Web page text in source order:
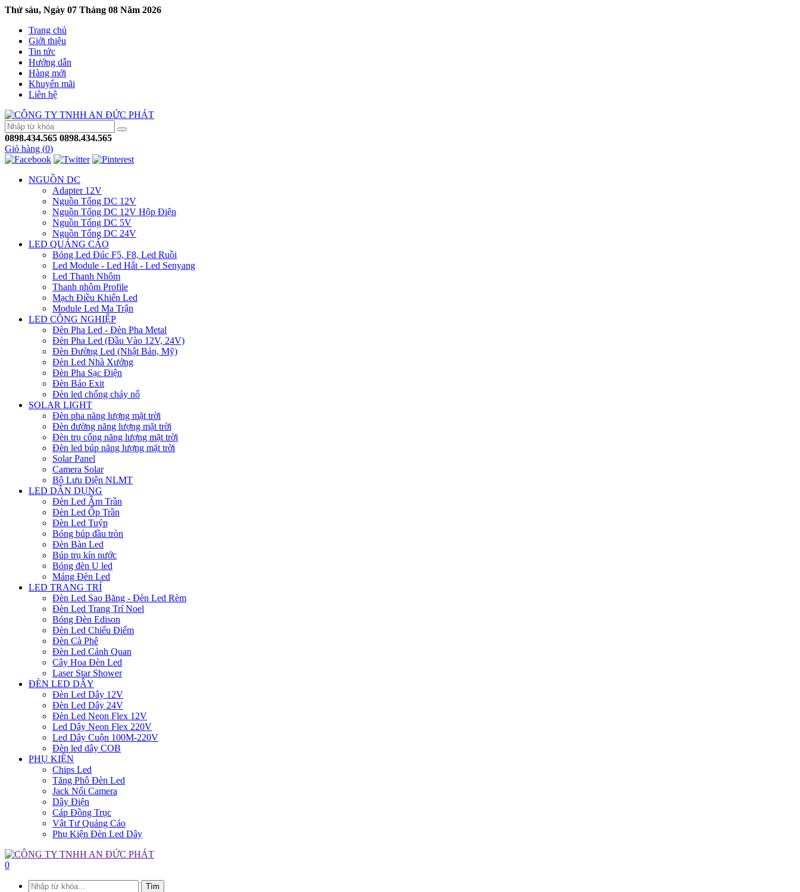
Thứ sáu, Ngày 07 Tháng 08 Năm 2026
Trang chủ
Giới thiệu
Tin tức
Hướng dẫn
Hàng mới
Khuyến mãi
Liên hệ
0898.434.565 0898.434.565
Giỏ hàng (0)
NGUỒN DC
Adapter 12V
Nguồn Tổng DC 12V
Nguồn Tổng DC 12V Hộp Điện
Nguồn Tổng DC 5V
Nguồn Tổng DC 24V
LED QUẢNG CÁO
Bóng Led Đúc F5, F8, Led Ruồi
Led Module - Led Hắt - Led Senyang
Led Thanh Nhôm
Thanh nhôm Profile
Mạch Điều Khiển Led
Module Led Ma Trận
LED CÔNG NGHIỆP
Đèn Pha Led - Đèn Pha Metal
Đèn Pha Led (Đầu Vào 12V, 24V)
Đèn Đường Led (Nhật Bản, Mỹ)
Đèn Led Nhà Xưởng
Đèn Pha Sạc Điện
Đèn Báo Exit
Đèn led chống cháy nổ
SOLAR LIGHT
Đèn pha năng lượng mặt trời
Đèn đường năng lượng mặt trời
Đèn trụ cổng năng lượng mặt trời
Đèn led búp năng lượng mặt trời
Solar Panel
Camera Solar
Bộ Lưu Điện NLMT
LED DÂN DỤNG
Đèn Led Âm Trần
Đèn Led Ốp Trần
Đèn Led Tuýp
Bóng búp đầu tròn
Đèn Bàn Led
Búp trụ kín nước
Bóng đèn U led
Máng Đèn Led
LED TRANG TRÍ
Đèn Led Sao Băng - Đèn Led Rèm
Đèn Led Trang Trí Noel
Bóng Đèn Edison
Đèn Led Chiếu Điểm
Đèn Cà Phê
Đèn Led Cảnh Quan
Cây Hoa Đèn Led
Laser Star Shower
ĐÈN LED DÂY
Đèn Led Dây 12V
Đèn Led Dây 24V
Đèn Led Neon Flex 12V
Led Dây Neon Flex 220V
Led Dây Cuộn 100M-220V
Đèn led dây COB
PHỤ KIỆN
Chips Led
Tăng Phô Đèn Led
Jack Nối Camera
Dây Điện
Cáp Đồng Trục
Vật Tư Quảng Cáo
Phụ Kiện Đèn Led Dây
0
Tìm